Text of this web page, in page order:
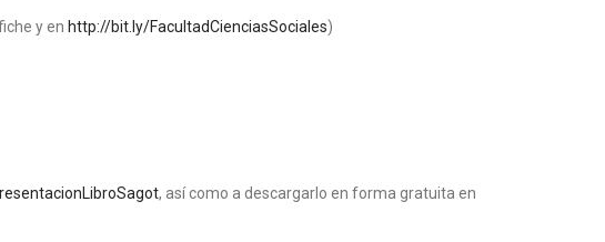
y en http://bit.ly/FacultadCienciasSociales)
, así como a descargarlo en forma gratuita en